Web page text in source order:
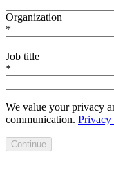
Organization
*
Job title
*
We value your privacy
communication. Privacy
Continue